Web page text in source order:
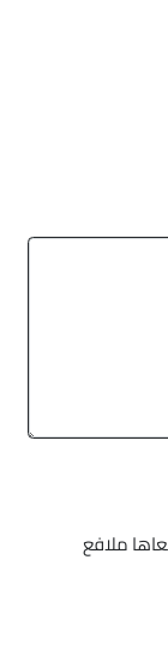
ملافع